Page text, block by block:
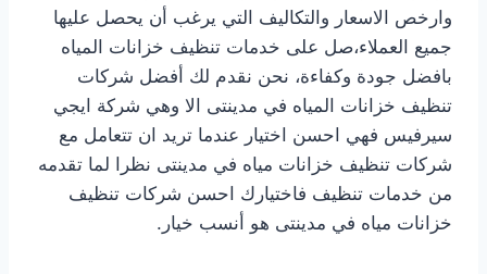
وارخص الاسعار والتكاليف التي يرغب أن يحصل عليها
جميع العملاء،صل على خدمات تنظيف خزانات المياه
بافضل جودة وكفاءة، نحن نقدم لك أفضل شركات
تنظيف خزانات المياه في مدينتى الا وهي شركة ايجي
سيرفيس فهي احسن اختيار عندما تريد ان تتعامل مع
شركات تنظيف خزانات مياه في مدينتى نظرا لما تقدمه
من خدمات تنظيف فاختيارك احسن شركات تنظيف
خزانات مياه في مدينتى هو أنسب خيار.